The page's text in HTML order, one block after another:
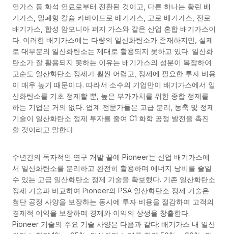
연가스 등 화석 연료로부터 전환된 것이고, 다른 하나는 황린 배
기가스, 밀폐형 칼슘 카바이드로 배기가스, 고로 배기가스, 전로
배기가스, 합성 암모니아 퍼지 가스와 같은 산업 혼합 배기가스이
다. 이러한 배기가스에는 다량의 일산화탄소가 존재하지만, 실제
로 대부분의 일산화탄소는 제대로 활용되지 못하고 있다. 일산화
탄소가 잘 활용되지 못하는 이유는 배기가스의 성분이 복잡하여
고순도 일산화탄소 정제가 훨씬 어렵고, 정제에 필요한 투자 비용
이 매우 높기 때문이다. 따라서 소수의 기업만이 배기가스에서 일
산화탄소를 기초 정제할 뿐, 높은 부가가치를 위한 종합 정제를
하는 기업은 거의 없다. 업계 전문가들은 고급 분리, 농축 및 정제
기술이 일산화탄소 정제 투자를 줄여 C1 화학 공정 발전을 촉진
할 것이라고 말한다.
수년간의 독자적인 연구 개발 끝에 Pioneer는 산업 배기가스에
서 일산화탄소를 분리하고 완전히 활용하며 에너지 낭비를 줄일
수 있는 고급 일산화탄소 정제 기술을 확보했다. 기존 일산화탄소
정제 기술과 비교하여 Pioneer의 PSA 일산화탄소 정제 기술은
첨단 공정 사양을 보장하는 동시에 투자 비용을 절감하여 고객의
경제적 이익을 보장하며 경제와 이익의 상생을 창출한다.
Pioneer 기술의 주요 기술 사양은 다음과 같다: 배기가스 내 일산